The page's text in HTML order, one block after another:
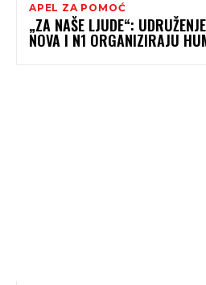
APEL ZA POMOĆ
„ZA NAŠE LJUDE“:
NOVA I N1 ORGANIZIRAJU